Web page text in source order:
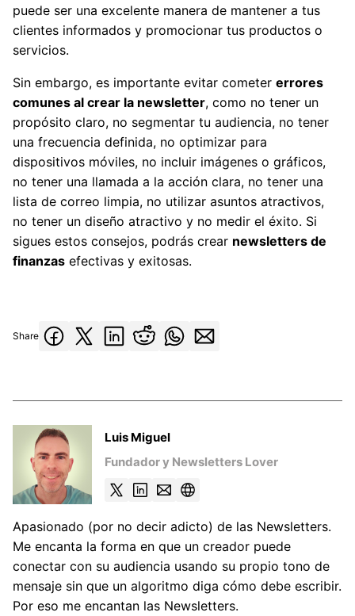
puede ser una excelente manera de mantener a tus
clientes informados y promocionar tus productos o
servicios.
Sin embargo, es importante evitar cometer errores
comunes al crear la newsletter, como no tener un
propósito claro, no segmentar tu audiencia, no tener
una frecuencia definida, no optimizar para
dispositivos móviles, no incluir imágenes o gráficos,
no tener una llamada a la acción clara, no tener una
lista de correo limpia, no utilizar asuntos atractivos,
no tener un diseño atractivo y no medir el éxito. Si
sigues estos consejos, podrás crear newsletters de
finanzas efectivas y exitosas.
Share
Luis Miguel
Fundador y Newsletters Lover
Apasionado (por no decir adicto) de las Newsletters.
Me encanta la forma en que un creador puede
conectar con su audiencia usando su propio tono de
mensaje sin que un algoritmo diga cómo debe escribir.
Por eso me encantan las Newsletters.